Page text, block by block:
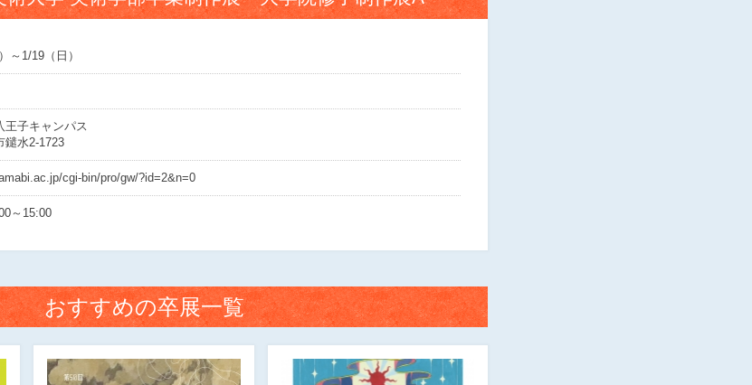
～1/19（日）
王子キャンパス
鑓水2-1723
cgi-bin/pro/gw/?id=2&n=0
～15:00
おすすめの卒展一覧